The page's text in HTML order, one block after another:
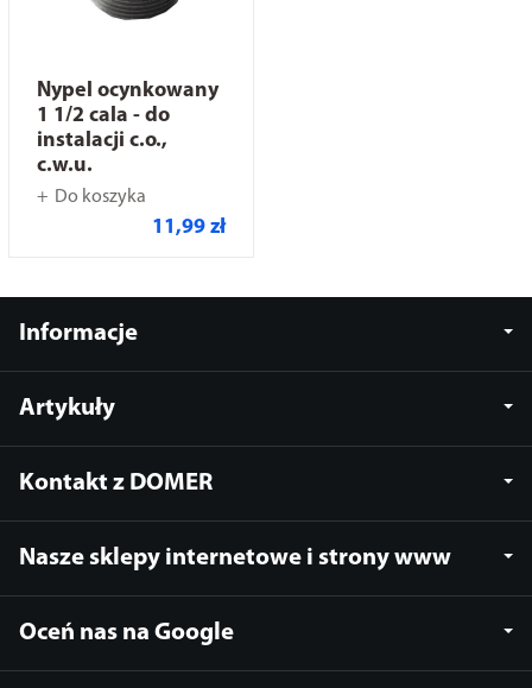
Nypel ocynkowany
1 1/2 cala - do
instalacji c.o.,
c.w.u.
Do koszyka
11,99 zł
Informacje
Artykuły
Kontakt z DOMER
Nasze sklepy internetowe i strony www
Oceń nas na Google